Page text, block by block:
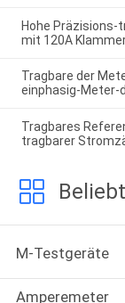
Hohe
mit 120A
Tragbare der
einphasig-Meter-
Tragbares
tragbarer
M-Testgeräte
Amperemeter